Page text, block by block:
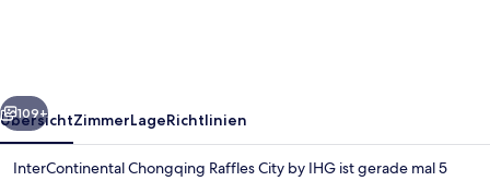
Weiter
109+
ÜbersichtZimmerLageRichtlinien
InterContinental Chongqing Raffles City by IHG ist gerade mal 5